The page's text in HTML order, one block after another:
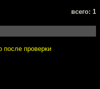
всего: 1
после проверки